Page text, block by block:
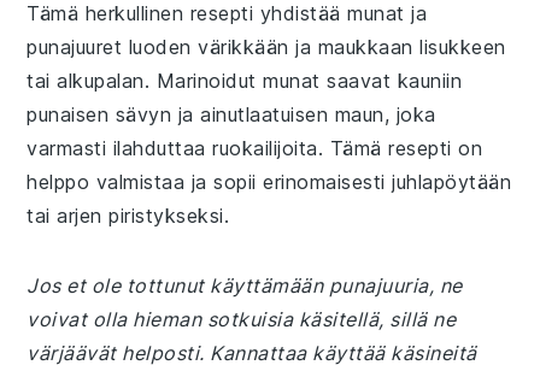
Tämä herkullinen resepti yhdistää munat ja
punajuuret luoden värikkään ja maukkaan lisukkeen
tai alkupalan. Marinoidut munat saavat kauniin
punaisen sävyn ja ainutlaatuisen maun, joka
varmasti ilahduttaa ruokailijoita. Tämä resepti on
helppo valmistaa ja sopii erinomaisesti juhlapöytään
tai arjen piristykseksi.
Jos et ole tottunut käyttämään punajuuria, ne
voivat olla hieman sotkuisia käsitellä, sillä ne
värjäävät helposti. Kannattaa käyttää käsineitä